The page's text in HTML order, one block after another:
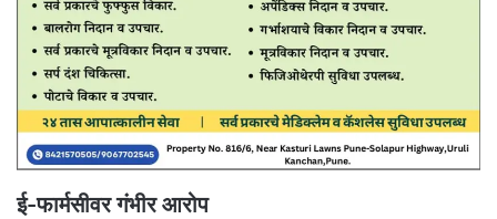
ई-फार्मसीवर गंभीर आरोप